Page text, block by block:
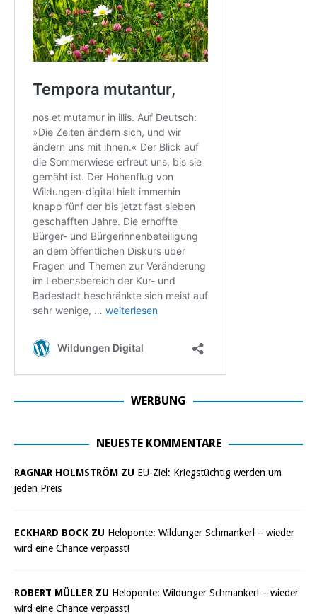
WERBUNG
NEUESTE KOMMENTARE
RAGNAR HOLMSTRÖM ZU EU-Ziel: Kriegstüchtig werden um
jeden Preis
ECKHARD BOCK ZU Heloponte: Wildunger Schmankerl – wieder
wird eine Chance verpasst!
ROBERT MÜLLER ZU Heloponte: Wildunger Schmankerl – wieder
wird eine Chance verpasst!